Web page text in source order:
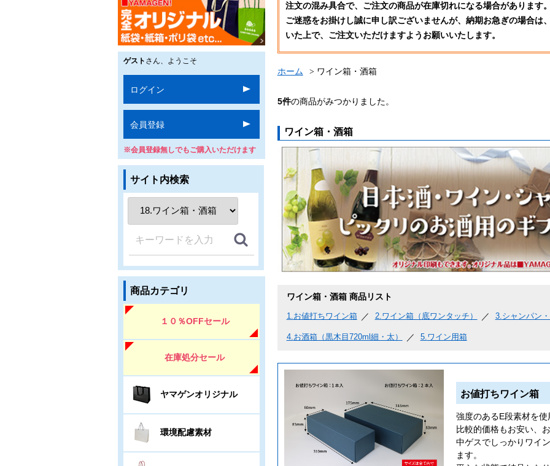
注文の混み具合で、ご注文の商品が在庫切れになる場合があります
ご迷惑をお掛けし誠に申し訳ございませんが、納期お急ぎの場合は
いた上で、ご注文いただけますようお願いいたします。
ホーム ワイン箱・酒箱
5件の商品がみつかりました。
ワイン箱・酒箱
ワイン箱・酒箱 商品リスト
1. お値打ちワイン箱 2. ワイン箱（底ワンタッチ） 3. シャンパン
4. お酒箱（黒木目720ml細・太） 5. ワイン用箱
お値打ちワイン箱
強度のあるE段素材を
比較的価格もお安い、
中ゲスでしっかりワイ
ます。
ゲスト さん、ようこそ
ログイン
会員登録
※会員登録無しでもご購入いただけます
サイト内検索
商品カテゴリ
１０％OFFセール
在庫処分セール
ヤマゲンオリジナル
環境配慮素材